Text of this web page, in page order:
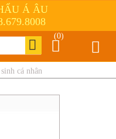
Á ÂU
(0)
cá nhân